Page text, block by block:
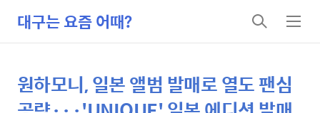
대구는 요즘 어때?
검
색
메
뉴
상
세
본
문
원하모니, 일본 앨범 발매로 열도 팬심